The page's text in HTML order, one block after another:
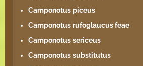
Camponotus piceus
Camponotus rufoglaucus feae
Camponotus sericeus
Camponotus substitutus